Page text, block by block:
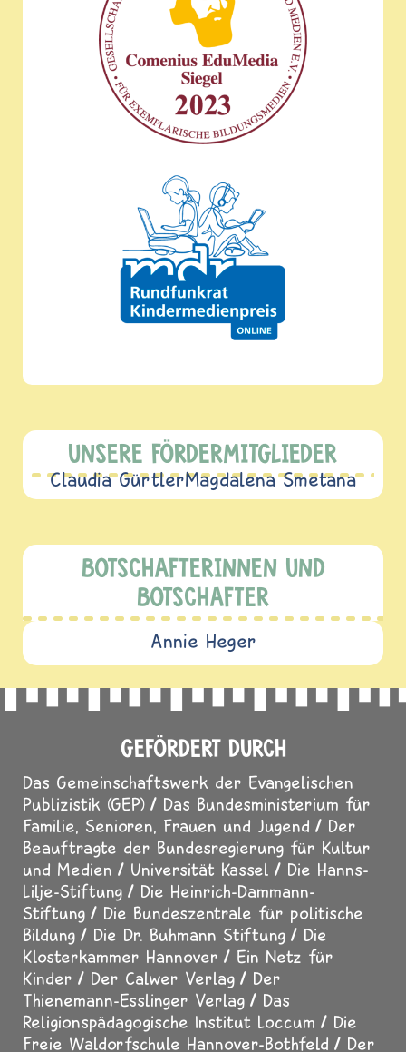
UNSERE FÖRDERMITGLIEDER
Claudia GürtlerMagdalena Smetana
BOTSCHAFTERINNEN UND
BOTSCHAFTER
Annie Heger
GEFÖRDERT DURCH
Das Gemeinschaftswerk der Evangelischen
Publizistik (GEP)
Das Bundesministerium für
Familie, Senioren, Frauen und Jugend
Der
Beauftragte der Bundesregierung für Kultur
und Medien
Universität Kassel
Die Hanns-
Lilje-Stiftung
Die Heinrich-Dammann-
Stiftung
Die Bundeszentrale für politische
Bildung
Die Dr. Buhmann Stiftung
Die
Klosterkammer Hannover
Ein Netz für
Kinder
Der Calwer Verlag
Der
Thienemann-Esslinger Verlag
Das
Religionspädagogische Institut Loccum
Die
Freie Waldorfschule Hannover-Bothfeld
Der